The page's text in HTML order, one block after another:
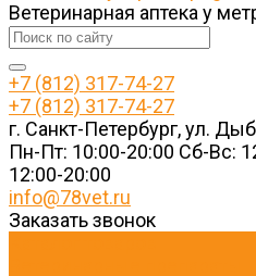
Ветеринарная аптека у
+7 (812) 317-74-27
+7 (812) 317-74-27
г. Санкт-Петербург, ул.
Пн-Пт: 10:00-20:00 Cб-Вс:
12:00-20:00
info@78vet.ru
Заказать звонок